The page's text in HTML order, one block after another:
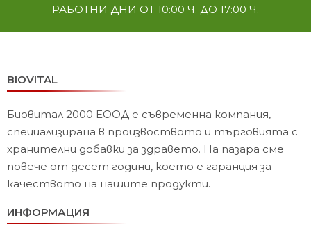
РАБОТНИ ДНИ ОТ 10:00 Ч. ДО 17:00 Ч.
BIOVITAL
Биовитал 2000 ЕООД е съвременна компания,
специализирана в произвоството и търговията с
хранителни добавки за здравето. На пазара сме
повече от десет години, което е гаранция за
качеството на нашите продукти.
ИНФОРМАЦИЯ